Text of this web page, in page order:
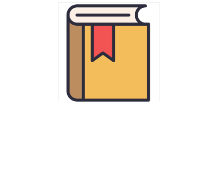
Świeżawski, Ernest
Rozmowy o dawnych dziejach